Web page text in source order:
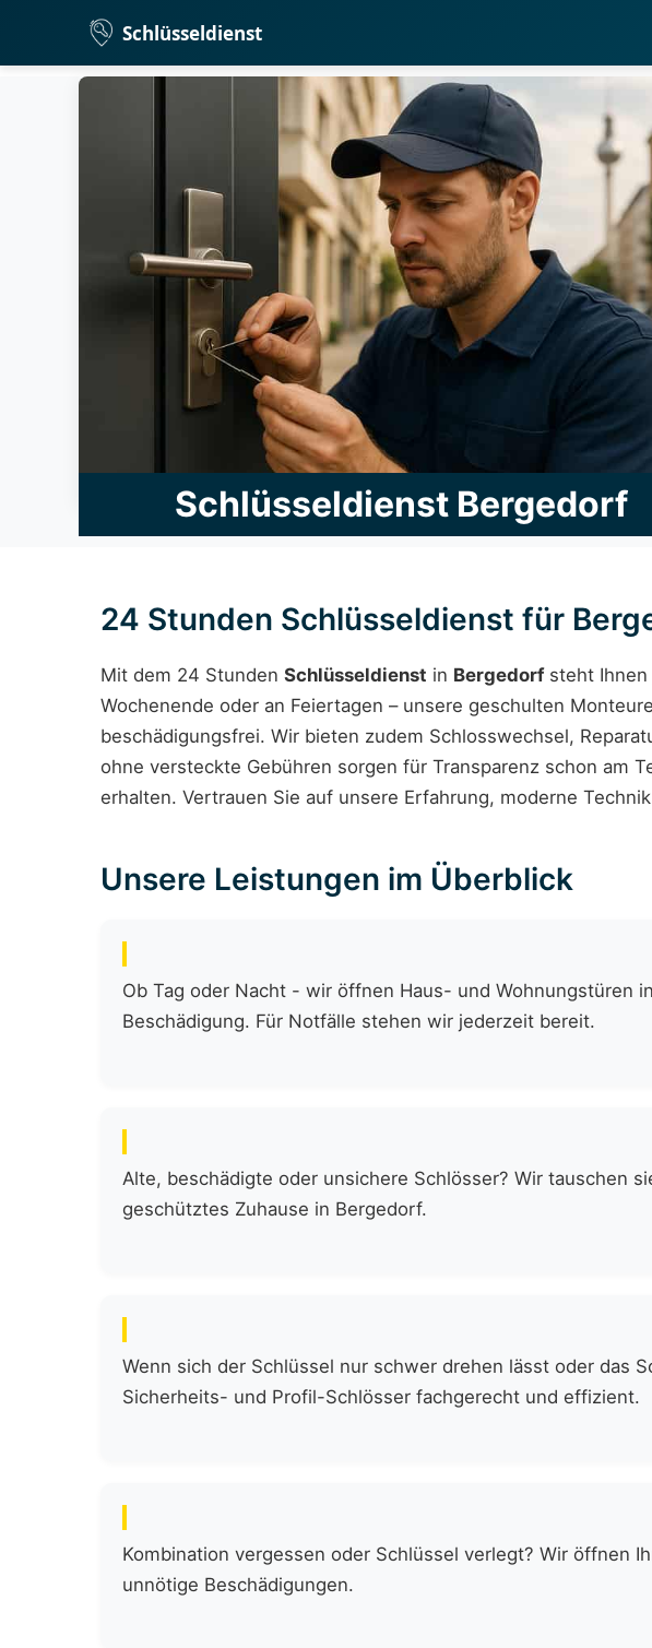
Schlüsseldienst
Schlüsseldienst Bergedorf
24 Stunden Schlüsseldienst für
Mit dem 24 Stunden Schlüsseldienst in Bergedorfsteht Ihnen
Wochenende oder an Feiertagen – unsere geschulten
beschädigungsfrei. Wir bieten zudem Schlosswechsel,
ohne versteckte Gebühren sorgen für Transparenz schon am
erhalten. Vertrauen Sie auf unsere Erfahrung, moderne
Unsere Leistungen im Überblick
Ob Tag oder Nacht - wir öffnen Haus- und Wohnungstüren
Beschädigung. Für Notfälle stehen wir jederzeit bereit.
Alte, beschädigte oder unsichere Schlösser? Wir tauschen
geschütztes Zuhause in Bergedorf.
Wenn sich der Schlüssel nur schwer drehen lässt oder das
Sicherheits- und Profil-Schlösser fachgerecht und effizient.
Kombination vergessen oder Schlüssel verlegt? Wir öffnen
unnötige Beschädigungen.